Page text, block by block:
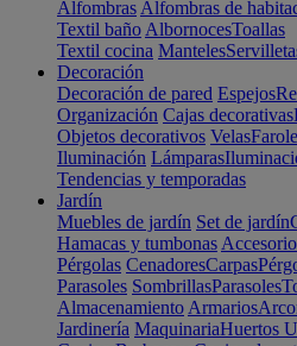
Alfombras Alfombras de
Textil baño AlbornocesToallas
Textil cocina Manteles
Decoración
Decoración de pared Espejos
Organización Cajas decorativas
Objetos decorativos Velas
Iluminación Lámparas
Tendencias y temporadas
Jardín
Muebles de jardín Set de jardín
Hamacas y tumbonas
Pérgolas CenadoresCarpas
Parasoles SombrillasParasoles
Almacenamiento Armarios
Jardinería MaquinariaHuertos